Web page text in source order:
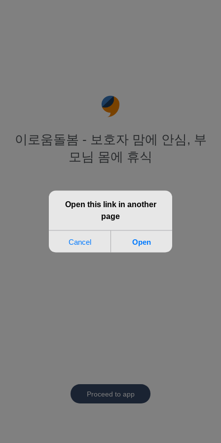
이로움돌봄 - 보호자 맘에 안심, 부
모님 몸에 휴식
Proceed to app